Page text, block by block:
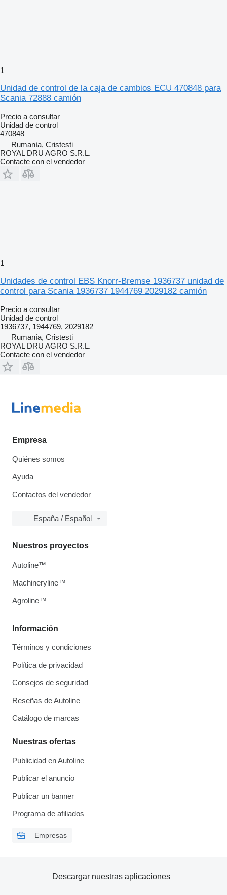
1
Unidad de control de la caja de cambios ECU 470848 para
Scania 72888 camión
Precio a consultar
Unidad de control
470848
Rumanía, Cristesti
ROYAL DRU AGRO S.R.L.
Contacte con el vendedor
1
Unidades de control EBS Knorr-Bremse 1936737 unidad de
control para Scania 1936737 1944769 2029182 camión
Precio a consultar
Unidad de control
1936737, 1944769, 2029182
Rumanía, Cristesti
ROYAL DRU AGRO S.R.L.
Contacte con el vendedor
Empresa
Quiénes somos
Ayuda
Contactos del vendedor
España / Español
Información
Términos y condiciones
Política de privacidad
Consejos de seguridad
Reseñas de Autoline
Catálogo de marcas
Nuestras ofertas
Publicidad en Autoline
Publicar el anuncio
Publicar un banner
Programa de afiliados
Empresas
Nuestros proyectos
Autoline™
Machineryline™
Agroline™
Descargar nuestras aplicaciones